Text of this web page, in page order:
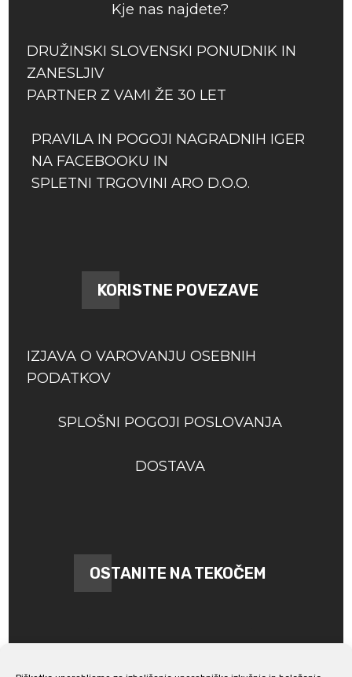
Kje nas najdete?
DRUŽINSKI SLOVENSKI PONUDNIK IN
ZANESLJIV
PARTNER Z VAMI ŽE 30 LET
PRAVILA IN POGOJI NAGRADNIH IGER
NA FACEBOOKU IN
SPLETNI TRGOVINI ARO D.O.O.
KORISTNE POVEZAVE
IZJAVA O VAROVANJU OSEBNIH
PODATKOV
SPLOŠNI POGOJI POSLOVANJA
DOSTAVA
OSTANITE NA TEKOČEM